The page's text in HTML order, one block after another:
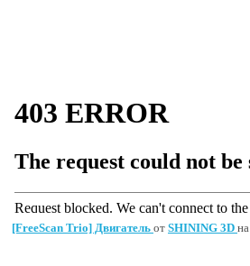
[FreeScan Trio] Двигатель от SHINING 3D на